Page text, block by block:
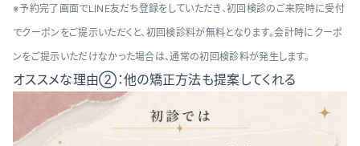
※予約完了画面でLINE友だち登録をしていただき、初回検診のご来院時に受付
でクーポンをご提示いただくと、初回検診料が無料となります。会計時にクーポ
ンをご提示いただけなかった場合は、通常の初回検診料が発生します。
オススメな理由②：他の矯正方法も提案してくれる